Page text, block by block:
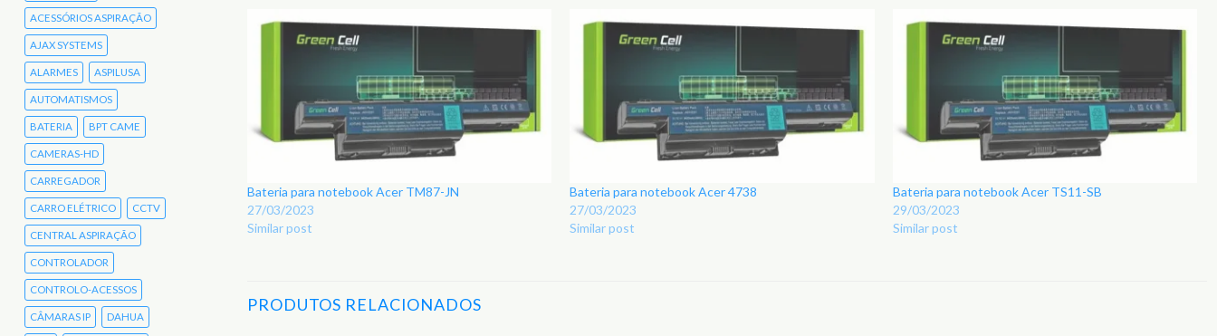
ACESSÓRIOS ASPIRAÇÃO
AJAX SYSTEMS
ALARMES ASPILUSA
AUTOMATISMOS
BATERIA BPT CAME
CAMERAS-HD
CARREGADOR
CARRO ELÉTRICO CCTV
CENTRAL ASPIRAÇÃO
CONTROLADOR
CONTROLO-ACESSOS
CÂMARAS IP DAHUA
Bateria para notebook Acer TM87-JN
27/03/2023
Similar post
Bateria para notebook Acer 4738
27/03/2023
Similar post
Bateria para notebook Acer TS11-SB
29/03/2023
Similar post
PRODUTOS RELACIONADOS